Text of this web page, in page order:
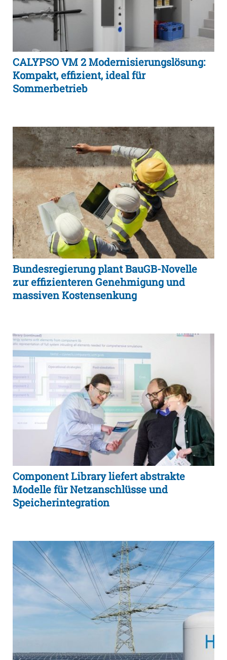
CALYPSO VM 2 Modernisierungslösung:
Kompakt, effizient, ideal für
Sommerbetrieb
Bundesregierung plant BauGB-Novelle
zur effizienteren Genehmigung und
massiven Kostensenkung
Component Library liefert abstrakte
Modelle für Netzanschlüsse und
Speicherintegration